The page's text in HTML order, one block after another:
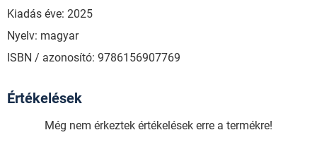
Kiadás éve: 2025
Nyelv: magyar
ISBN / azonosító: 9786156907769
Értékelések
Még nem érkeztek értékelések erre a termékre!